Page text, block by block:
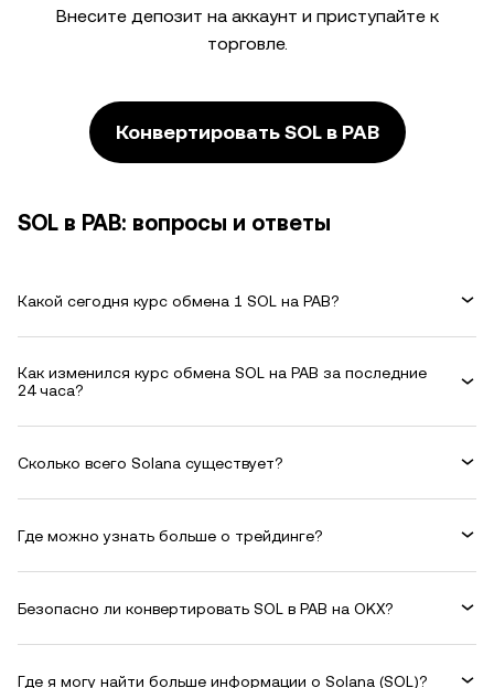
Внесите депозит на аккаунт и приступайте к
торговле.
Конвертировать SOL в PAB
SOL в PAB: вопросы и ответы
Какой сегодня курс обмена 1 SOL на PAB?
Как изменился курс обмена SOL на PAB за последние
24 часа?
Сколько всего Solana существует?
Где можно узнать больше о трейдинге?
Безопасно ли конвертировать SOL в PAB на OKX?
Где я могу найти больше информации о Solana (SOL)?